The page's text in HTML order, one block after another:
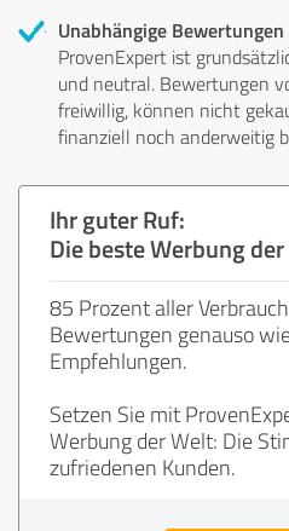
Unabhängige Bewertungen
ProvenExpert ist
und neutral. Bewertungen
freiwillig, können nicht
finanziell noch anderweitig
Ihr guter Ruf:
Die beste Werbung
85 Prozent aller
Bewertungen genauso
Empfehlungen.
Setzen Sie mit
Werbung der Welt: Die
zufriedenen Kunden.